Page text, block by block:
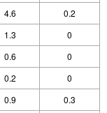
4.6 0.2
1.3 0
0.6 0
0.2 0
0.9 0.3